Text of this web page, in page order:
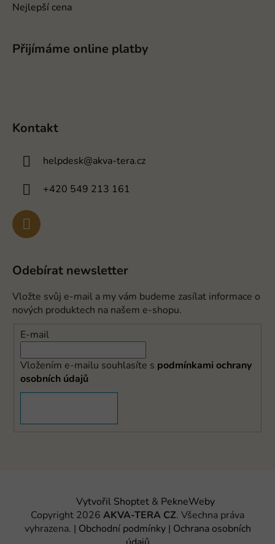
Nejlepší cena
Přijímáme online platby
Kontakt
helpdesk@akva-tera.cz
+420 549 213 161
Odebírat newsletter
Vložte svůj e-mail a my vám budeme zasílat informace o
nových produktech na našem e-shopu.
E-mail
Vložením e-mailu souhlasíte s podmínkami ochrany
osobních údajů
Vytvořil Shoptet& PekneWeby
Copyright 2026 AKVA-TERA CZ. Všechna práva
vyhrazena. | Obchodní podmínky| Ochrana osobních